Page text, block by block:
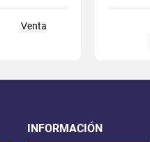
Venta
INFORMACIÓN